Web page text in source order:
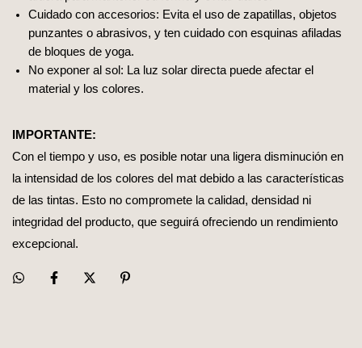
Cuidado con accesorios: Evita el uso de zapatillas, objetos
punzantes o abrasivos, y ten cuidado con esquinas afiladas
de bloques de yoga.
No exponer al sol: La luz solar directa puede afectar el
material y los colores.
IMPORTANTE:
Con el tiempo y uso, es posible notar una ligera disminución en
la intensidad de los colores del mat debido a las características
de las tintas. Esto no compromete la calidad, densidad ni
integridad del producto, que seguirá ofreciendo un rendimiento
excepcional.